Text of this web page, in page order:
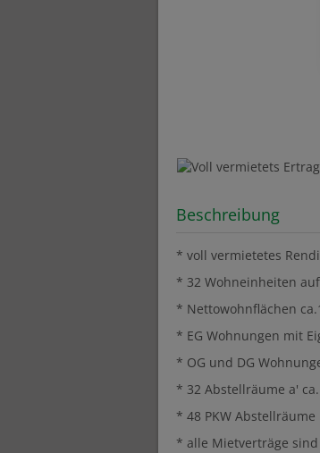
Beschreibung
* voll vermietetes
* 32 Wohneinheiten
* Nettowohnflächen
* EG Wohnungen mit
* OG und DG
* 32 Abstellräume a' ca.
* 48 PKW Abstellräume
* alle Mietverträge